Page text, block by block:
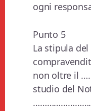
ogni
Punto 5
La stipula
non oltre il
studio del